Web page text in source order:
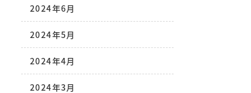
2024年6月
2024年5月
2024年4月
2024年3月